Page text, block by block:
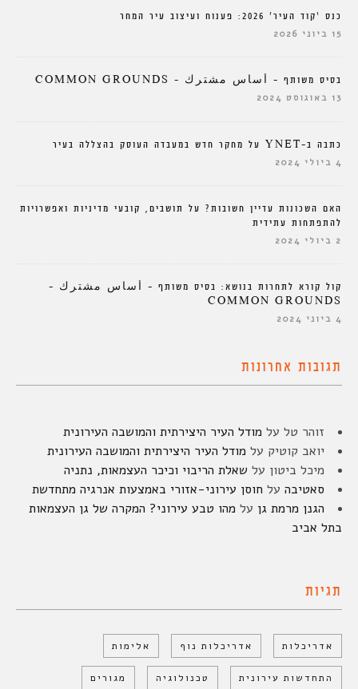
כנס ‘קוד העיר’ 2026: פענוח ועיצוב עיר המחר
15 ביוני 2026
בסיס משותף – أساس مشترك – COMMON GROUNDS
13 באוגוסט 2024
כתבה ב-YNET על מחקר חדש במעבדה העוסק בהצללה בעיר
4 ביולי 2024
האם השכונות עדיין חשובות? על תושבים, קובעי מדיניות ואפשרויות
להתפתחות עתידית
2 ביולי 2024
קול קורא לתחרות בנושא: בסיס משותף – أساس مشترك –
COMMON GROUNDS
4 ביוני 2024
תגובות אחרונות
זוהר טל על מודל העיר היצירתית והמושבה העירונית
יואב קוטיק על מודל העיר היצירתית והמושבה העירונית
מיכל ביטון על שאלת הריבוי וכיכר העצמאות, נתניה
סאטיבה על חוסן עירוני-אזורי באמצעות אנרגיה מתחדשת
הגנן מרמת גן על מהו טבע עירוני? המקרה של גן העצמאות
בתל אביב
תגיות
אדריכלות אדריכלות נוף אלימות
התחדשות עירונית טכנולוגיה מגורים